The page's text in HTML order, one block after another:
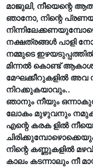
മാജുലി, നീയെന്റെ
ഞാനോ, നിന്റെ
നക്ഷത്രങ്ങൾ പാളി
നമ്മുടെ
മിന്നൽ കൊണ്ട്
മേഘക്കീറുകളിൽ അവ
നിറക്കുകയാവും..
ഞാനും നീയും
ലോകം മുഴുവനും
എന്റെ കരക ളിൽ
നിന്റെ കണ്ണുകളിൽ
കാലം കടന്നാലും നീ